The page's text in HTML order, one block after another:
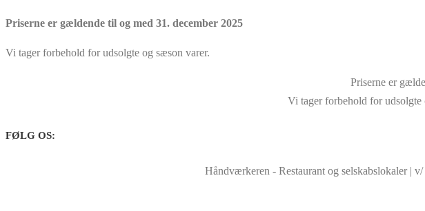
Priserne er gældende til og med 31. december 2025
Vi tager forbehold for udsolgte og sæson varer.
Priserne er
Vi tager forbehold for
FØLG OS:
Håndværkeren - Restaurant og selskabslokaler |